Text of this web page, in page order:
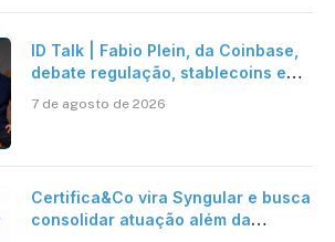
ID Talk | Fabio Plein, da Coinbase,
debate regulação, stablecoins e
7 de agosto de 2026
Certifica&Co vira Syngular e busca
consolidar atuação além da